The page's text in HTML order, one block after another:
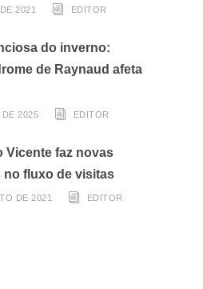
2021 EDITOR
do inverno:
de Raynaud afeta
2025 EDITOR
Vicente faz novas
no fluxo de visitas
DE 2021 EDITOR